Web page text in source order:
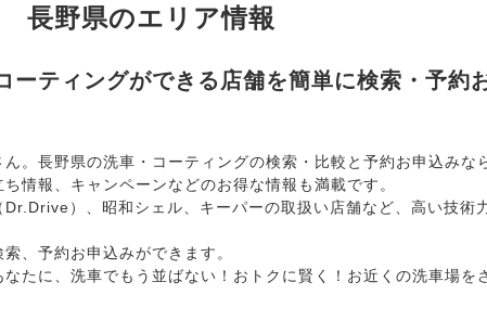
長野県のエリア情報
ーティングができる店舗を簡単に検索・予約
。長野県の洗車・コーティングの検索・比較と予約お申込みな
情報、キャンペーンなどのお得な情報も満載です。
）、昭和シェル、キーパーの取扱い店舗など、高い技術
、予約お申込みができます。
たに、洗車でもう並ばない！おトクに賢く！お近くの洗車場を